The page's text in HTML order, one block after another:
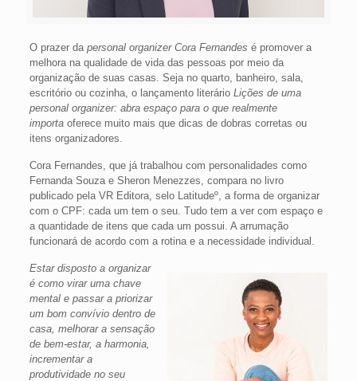
O prazer da personal organizer Cora Fernandes é promover a
melhora na qualidade de vida das pessoas por meio da
organização de suas casas. Seja no quarto, banheiro, sala,
escritório ou cozinha, o lançamento literário Lições de uma
personal organizer: abra espaço para o que realmente
importa oferece muito mais que dicas de dobras corretas ou
itens organizadores.
Cora Fernandes, que já trabalhou com personalidades como
Fernanda Souza e Sheron Menezzes, compara no livro
publicado pela VR Editora, selo Latitudeº, a forma de organizar
com o CPF: cada um tem o seu. Tudo tem a ver com espaço e
a quantidade de itens que cada um possui. A arrumação
funcionará de acordo com a rotina e a necessidade individual.
Estar disposto a organizar
é como virar uma chave
mental e passar a priorizar
um bom convívio dentro de
casa, melhorar a sensação
de bem-estar, a harmonia,
incrementar a
produtividade no seu